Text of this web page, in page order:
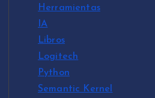
Herramientas
IA
Libros
Logitech
Python
Semantic Kernel